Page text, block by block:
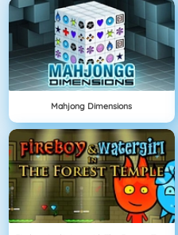
Mahjong Dimensions